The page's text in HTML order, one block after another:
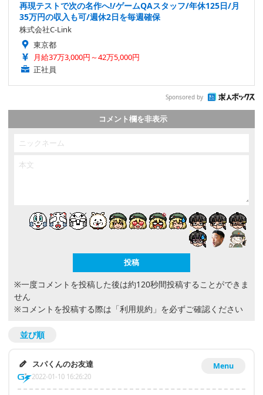
再現テストで次の名作へ!/ゲームQAスタッフ/年休125日/月
35万円の収入も可/週休2日を毎週確保
株式会社C-Link
東京都
月給37万3,000円～42万5,000円
正社員
Sponsored by
コメント欄を非表示
※一度コメントを投稿した後は約120秒間投稿することができま
せん
※コメントを投稿する際は 「利用規約」 を必ずご確認ください
並び順
Menu
スパくんのお友達
2022-01-10 16:26:20